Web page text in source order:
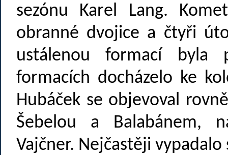
sezónu Karel Lang.
obranné dvojice a čtyři
ustálenou formací byla
formacích docházelo ke
Hubáček se objevoval
Šebelou a Balabánem,
Vajčner. Nejčastěji